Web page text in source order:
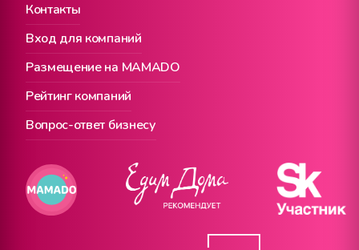
Вход для компаний
Размещение на MAMADO
Рейтинг компаний
Контакты
Вопрос-ответ бизнесу